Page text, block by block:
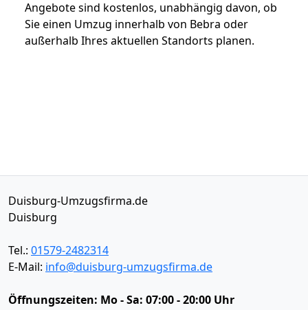
Angebote sind kostenlos, unabhängig davon, ob
Sie einen Umzug innerhalb von Bebra oder
außerhalb Ihres aktuellen Standorts planen.
Duisburg-Umzugsfirma.de
Duisburg
Tel.: 01579-2482314
E-Mail: info@duisburg-umzugsfirma.de
Öffnungszeiten: Mo - Sa: 07:00 - 20:00 Uhr